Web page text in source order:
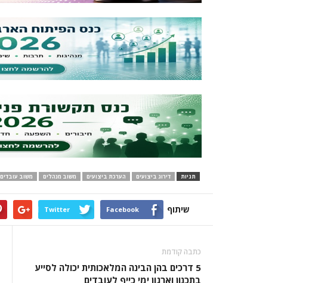
תגיות דירוג ביצועים הערכת ביצועים משוב מנהלים משוב עובדים
שיתוף Facebook
Twitter
כתבה קודמת
5 דרכים בהן הבינה המלאכותית יכולה לסייע
בתכנון וארגון ימי כייף לעובדים